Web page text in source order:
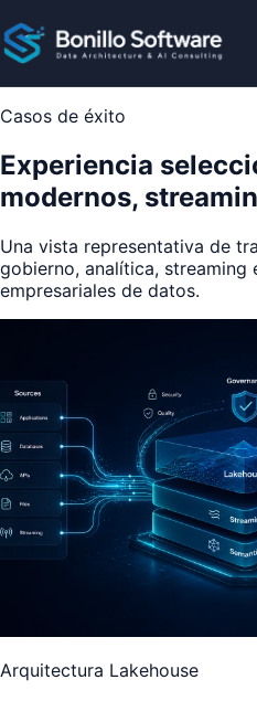
Casos de éxito
Experiencia
modernos,
Una vista representativa de
gobierno, analítica, streaming
empresariales de datos.
Arquitectura Lakehouse